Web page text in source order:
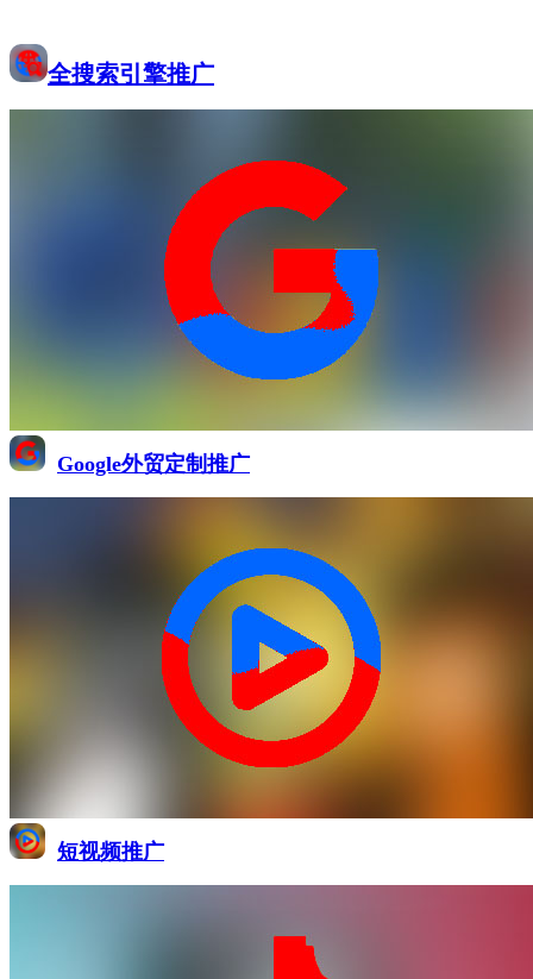
全搜索引擎推广
Google外贸定制推广
短视频推广